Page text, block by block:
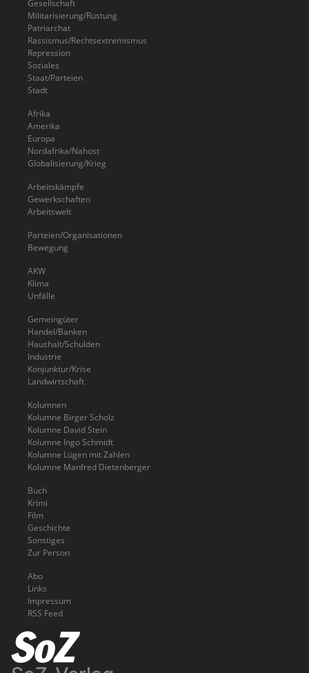
Gesellschaft
Militarisierung/Rüstung
Patriarchat
Rassismus/Rechtsextremismus
Repression
Soziales
Staat/Parteien
Stadt
Afrika
Amerika
Europa
Nordafrika/Nahost
Globalisierung/Krieg
Arbeitskämpfe
Gewerkschaften
Arbeitswelt
Parteien/Organisationen
Bewegung
AKW
Klima
Unfälle
Gemeingüter
Handel/Banken
Haushalt/Schulden
Industrie
Konjunktur/Krise
Landwirtschaft
Kolumnen
Kolumne Birger Scholz
Kolumne David Stein
Kolumne Ingo Schmidt
Kolumne Lügen mit Zahlen
Kolumne Manfred Dietenberger
Buch
Krimi
Film
Geschichte
Sonstiges
Zur Person
Abo
Links
Impressum
RSS Feed